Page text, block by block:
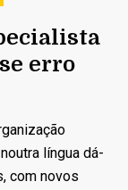
erro
língua dá-
com novos